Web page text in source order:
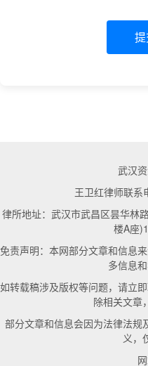
武汉
王卫红律师联系
律所地址：武汉市武昌区昙华林
楼A座
免责声明：本网部分文章和信息
多信息
如转载稿涉及版权等问题，请立
除相关文章
部分文章和信息会因为法律法规
义，